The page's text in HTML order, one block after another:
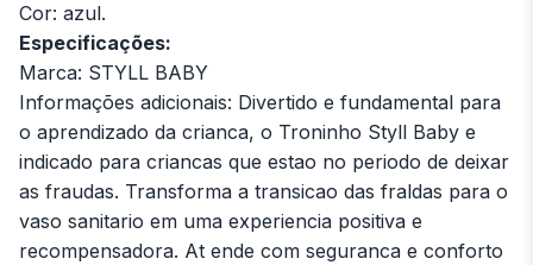
Cor: azul.
Especificações:
Marca: STYLL BABY
Informações adicionais: Divertido e fundamental para
o aprendizado da crianca, o Troninho Styll Baby e
indicado para criancas que estao no periodo de deixar
as fraudas. Transforma a transicao das fraldas para o
vaso sanitario em uma experiencia positiva e
recompensadora. At ende com seguranca e conforto